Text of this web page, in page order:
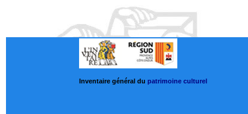
Inventaire général du patrimoine culturel